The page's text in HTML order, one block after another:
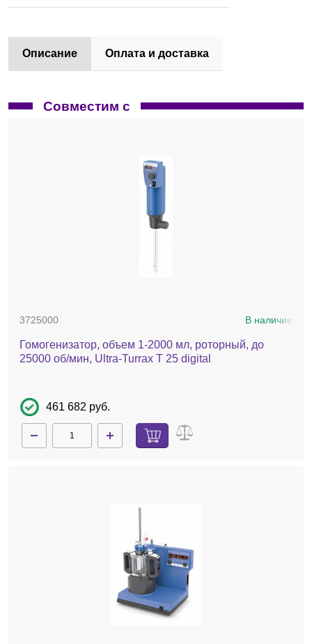
Описание Оплата и доставка
Совместим с
3725000 В наличии
Гомогенизатор, объем 1-2000 мл, роторный, до
25000 об/мин, Ultra-Turrax T 25 digital
461 682 руб.